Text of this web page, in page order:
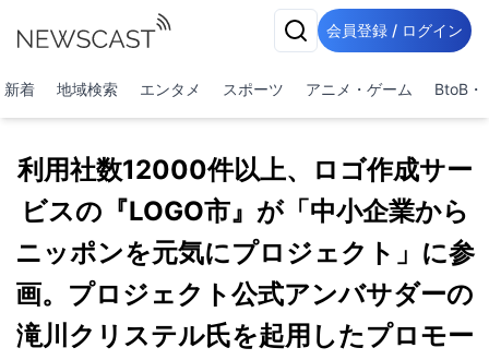
会員登録 / ログイン
新着 地域検索 エンタメ スポーツ アニメ・ゲーム BtoB・
利用社数12000件以上、ロゴ作成サー
ビスの『LOGO市』が「中小企業から
ニッポンを元気にプロジェクト」に参
画。プロジェクト公式アンバサダーの
滝川クリステル氏を起用したプロモー